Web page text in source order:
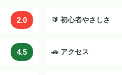
2.0 🔰 初心者やさしさ
4.5 🚗 アクセス